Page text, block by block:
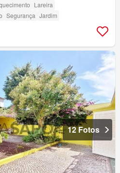
Lareira
Segurança Jardim
12 Fotos